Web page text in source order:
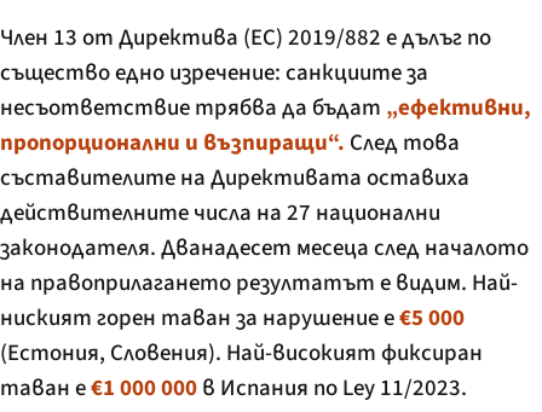
Член 13 от Директива (ЕС) 2019/882 е дълъг по
същество едно изречение: санкциите за
несъответствие трябва да бъдат „ефективни,
пропорционални и възпиращи“. След това
съставителите на Директивата оставиха
действителните числа на 27 национални
законодателя. Дванадесет месеца след началото
на правоприлагането резултатът е видим. Най-
ниският горен таван за нарушение е€5 000
(Естония, Словения). Най-високият фиксиран
таван е€1 000 000в Испания поLey 11/2023.